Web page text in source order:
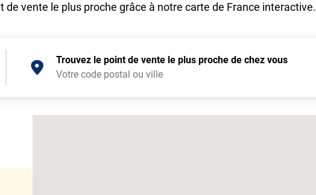
de vente le plus proche grâce à notre carte de France interactive.
Trouvez le point de vente le plus proche de chez vous